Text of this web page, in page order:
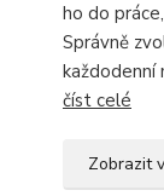
ho do
Správně
každodenní
číst celé
Zobrazit